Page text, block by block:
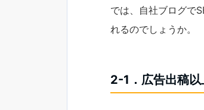
では、自社ブログで
れるのでしょうか。
2-1．広告出稿以